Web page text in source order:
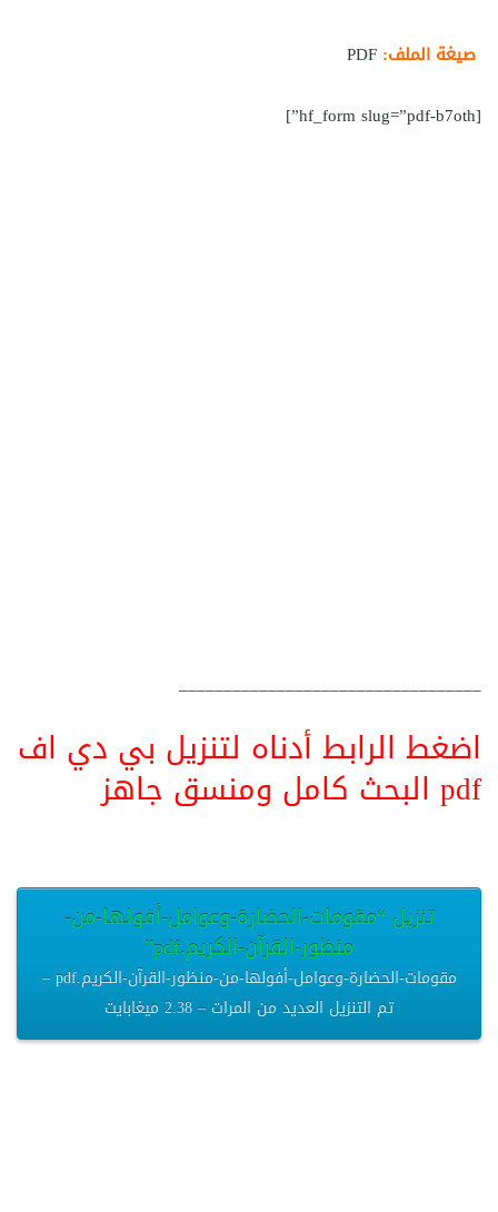
صيغة الملف:
[hf_form slug=”pdf-b7oth”]
__________________________________
اضغط الرابط أدناه لتنزيل بي دي اف
pdf البحث كامل ومنسق جاهز
تنزيل “مقومات-الحضارة-وعوامل-أفولها-من-
منظور-القرآن-الكريم.pdf”
مقومات-الحضارة-وعوامل-أفولها-من-منظور-القرآن-الكريم.pdf –
تم التنزيل العديد من المرات – 2.38 ميغابايت